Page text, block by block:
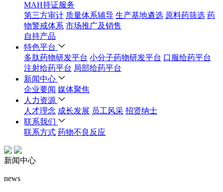
MAH持证服务
第三方审计 质量体系辅导 生产基地遴选 原料药筛选 药
物警戒体系 市场推广及销售
自持产品
特色平台
多肽药物研发平台 小分子药物研发平台 口服给药平台
注射给药平台 局部给药平台
新闻中心
企业要闻 媒体聚焦
人力资源
人才理念 成长发展 员工风采 招贤纳士
联系我们
联系方式 药物不良反应
新闻中心
news